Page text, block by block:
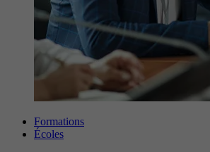
Formations
Écoles